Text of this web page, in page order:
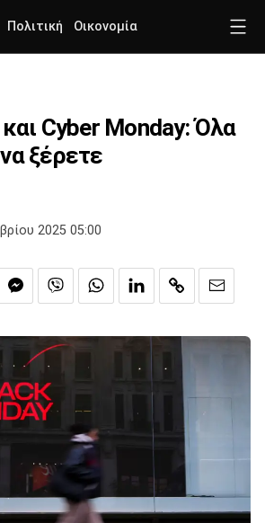
Πολιτική Οικονομία
Cyber Monday: Όλα
ξέρετε
2025 05:00